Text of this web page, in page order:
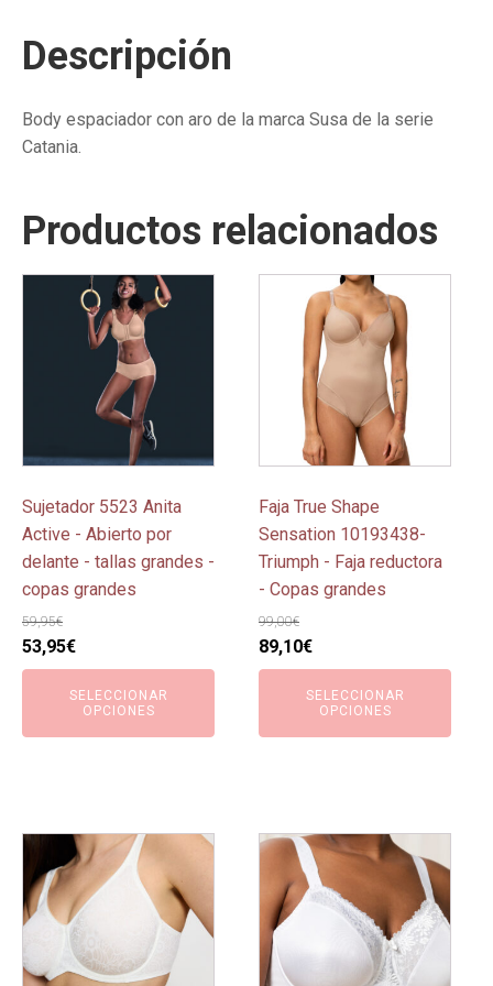
Descripción
Body espaciador con aro de la marca Susa de la serie
Catania.
Productos relacionados
Sujetador 5523 Anita
Active - Abierto por
delante - tallas grandes -
copas grandes
59,95€
El
precio
original
53,95€El
precio
actual
SELECCIONAR
OPCIONES
producto
pueden
elegir
en
la
página
de
producto
Faja True Shape
Sensation 10193438-
Triumph - Faja reductora
- Copas grandes
99,00€
El
precio
original
89,10€El
precio
actual
SELECCIONAR
OPCIONES
producto
múltiples
variantes.
opciones
pueden
elegir
en
la
página
de
producto
Este
producto
tiene
múltiples
variantes.
Este
producto
tiene
múltiples
variantes.